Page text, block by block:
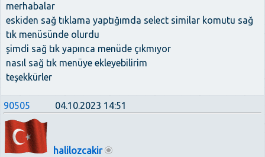
merhabalar
eskiden sağ tıklama yaptığımda select similar komutu sağ
tık menüsünde olurdu
şimdi sağ tık yapınca menüde çıkmıyor
nasıl sağ tık menüye ekleyebilirim
teşekkürler
90505 04.10.2023 14:51
halilozcakir